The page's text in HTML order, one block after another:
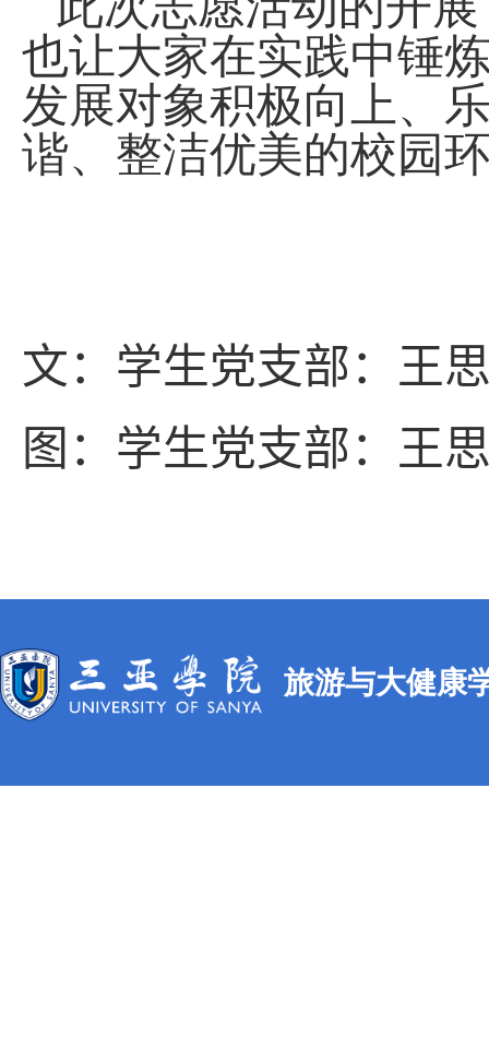
也让大家在实践中锤
发展对象积极向上、
谐、整洁优美的校园
文： 学生党支部：王
图：学生党支部： 王
旅游与大健康